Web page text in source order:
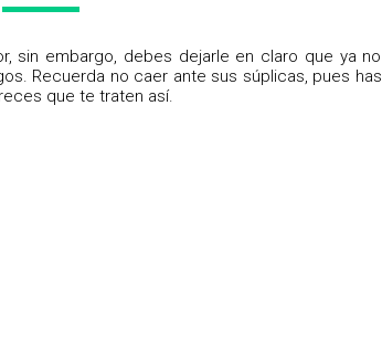
sin embargo, debes dejarle en claro que ya no
Recuerda no caer ante sus súplicas, pues has
que te traten así.